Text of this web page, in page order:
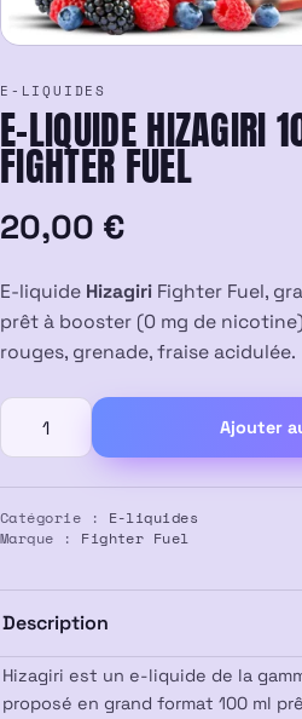
E-LIQUIDES
E-LIQUIDE HIZAGIRI
FIGHTER FUEL
20,00 €
E-liquide Hizagiri Fighter Fuel,
prêt à booster (0 mg de
rouges, grenade, fraise acidulée.
quantité
E-
liquide
Hizagiri
100ml
Fighter
Fuel
Ajouter
Catégorie : E-liquides
Marque : Fighter Fuel
Description
Hizagiri est un e-liquide de la
proposé en grand format 100 ml